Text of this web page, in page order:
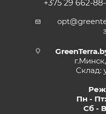
+375 29 662-
Склад:
Пн - Пт:
Сб -